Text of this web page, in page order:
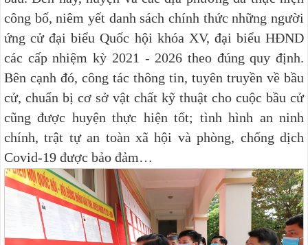
công bố, niêm yết danh sách chính thức những người
ứng cử đại biểu Quốc hội khóa XV, đại biểu HĐND
các cấp nhiệm kỳ 2021 - 2026 theo đúng quy định.
Bên cạnh đó, công tác thông tin, tuyên truyền về bầu
cử, chuẩn bị cơ sở vật chất kỹ thuật cho cuộc bầu cử
cũng được huyện thực hiện tốt; tình hình an ninh
chính, trật tự an toàn xã hội và phòng, chống dịch
Covid-19 được bảo đảm…